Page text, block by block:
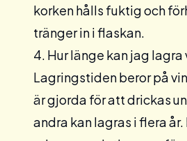
korken hålls fuktig och
tränger in i flaskan.
4. Hur länge kan jag lagra
Lagringstiden beror på
är gjorda för att drickas
andra kan lagras i flera